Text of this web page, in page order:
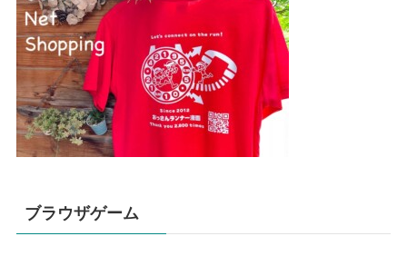
ブラウザゲーム